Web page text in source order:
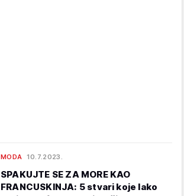
MODA 10.7.2023.
SPAKUJTE SE ZA MORE KAO
FRANCUSKINJA: 5 stvari koje lako